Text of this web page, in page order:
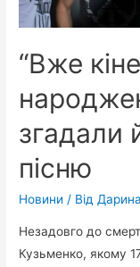
“Вже
згадали
пісню
Новини / Від Дарина
Незадовго до
Кузьменко, якому